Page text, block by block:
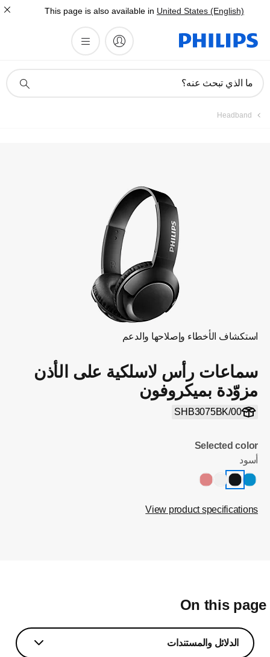
This page is also available in United States (English)
دعم
ما الذي تبحث عنه؟
Headband
استكشاف الأخطاء وإصلاحها والدعم
سماعات رأس لاسلكية على الأذن
مزوّدة بميكروفون
SHB3075BK/00
Selected color
أسود
View product specifications
On this
الدلائل والمستندات